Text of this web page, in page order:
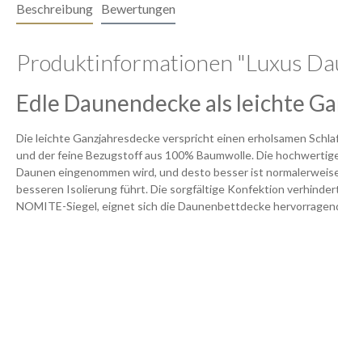
Beschreibung Bewertungen
Produktinformationen "Luxus
Edle Daunendecke als leichte
Die leichte Ganzjahresdecke verspricht einen erholsamen
und der feine Bezugstoff aus 100% Baumwolle. Die
Daunen eingenommen wird, und desto besser ist
besseren Isolierung führt. Die sorgfältige Konfektion
NOMITE-Siegel, eignet sich die Daunenbettdecke